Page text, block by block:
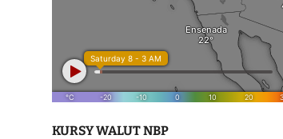
KURSY WALUT NBP